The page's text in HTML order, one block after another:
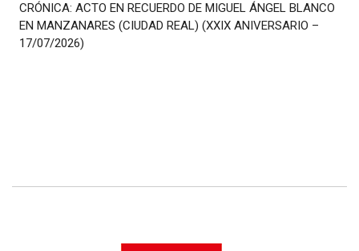
CRÓNICA: ACTO EN RECUERDO DE MIGUEL ÁNGEL BLANCO
EN MANZANARES (CIUDAD REAL) (XXIX ANIVERSARIO –
17/07/2026)